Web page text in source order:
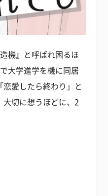
機』と呼ばれ困るほ
大学進学を機に同居
愛したら終わり」と
大切に想うほどに、2